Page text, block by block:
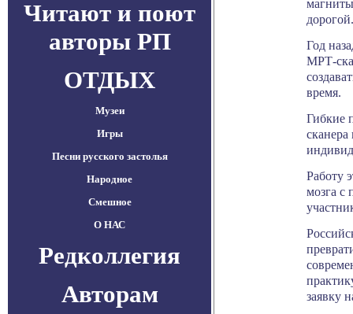
Читают и поют
авторы РП
ОТДЫХ
Музеи
Игры
Песни русского застолья
Народное
Смешное
О НАС
Редколлегия
Авторам
дорогой.
Год
МРТ-
время.
Гибкие
Работу
мозга с
заявку